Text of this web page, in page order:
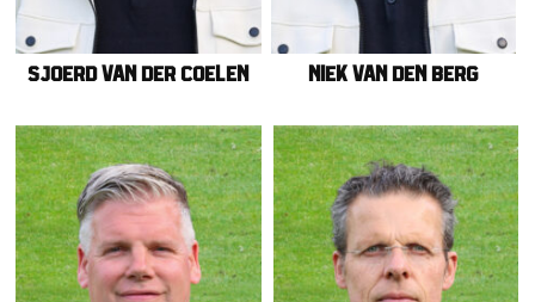
Sjoerd van der Coelen Niek van den Berg